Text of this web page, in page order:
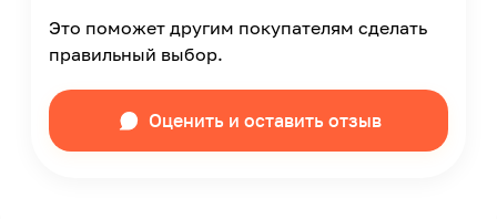
Это поможет другим покупателям сделать
правильный выбор.
Оценить и оставить отзыв